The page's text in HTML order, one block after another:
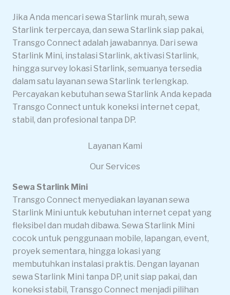
Jika Anda mencari sewa Starlink murah, sewa
Starlink terpercaya, dan sewa Starlink siap pakai,
Transgo Connect adalah jawabannya. Dari sewa
Starlink Mini, instalasi Starlink, aktivasi Starlink,
hingga survey lokasi Starlink, semuanya tersedia
dalam satu layanan sewa Starlink terlengkap.
Percayakan kebutuhan sewa Starlink Anda kepada
Transgo Connect untuk koneksi internet cepat,
stabil, dan profesional tanpa DP.
Layanan Kami
Our Services
Sewa Starlink Mini
Transgo Connect menyediakan layanan sewa
Starlink Mini untuk kebutuhan internet cepat yang
fleksibel dan mudah dibawa. Sewa Starlink Mini
cocok untuk penggunaan mobile, lapangan, event,
proyek sementara, hingga lokasi yang
membutuhkan instalasi praktis. Dengan layanan
sewa Starlink Mini tanpa DP, unit siap pakai, dan
koneksi stabil, Transgo Connect menjadi pilihan